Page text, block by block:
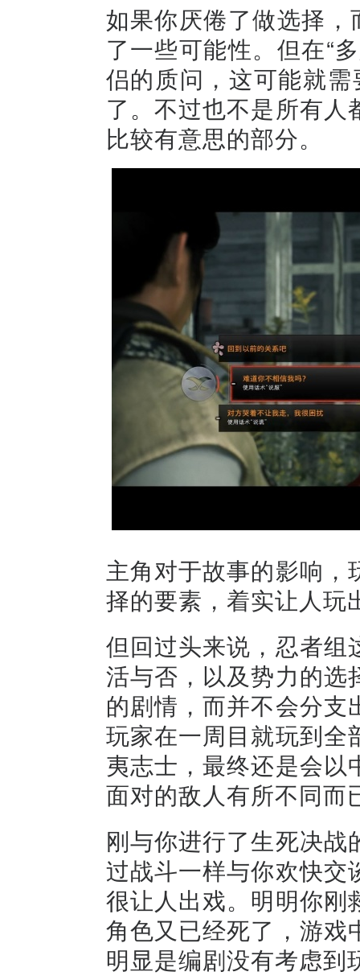
如果你厌倦了做选择，
了一些可能性。但在“
侣的质问，这可能就需
了。不过也不是所有
比较有意思的部分。
主角对于故事的影响
择的要素，着实让人玩
但回过头来说，忍者
活与否，以及势力的
的剧情，而并不会分
玩家在一周目就玩到
夷志士，最终还是会
面对的敌人有所不同而
刚与你进行了生死决
过战斗一样与你欢快
很让人出戏。明明你
角色又已经死了，游
明显是编剧没有考虑到